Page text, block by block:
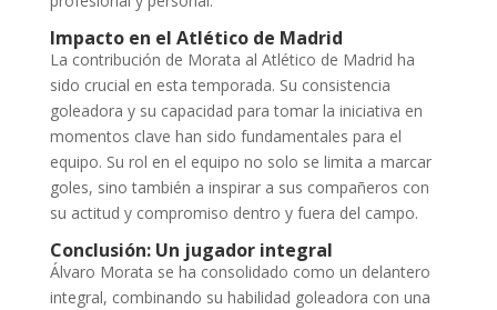
Impacto en el Atlético de Madrid
La contribución de Morata al Atlético de Madrid ha
sido crucial en esta temporada. Su consistencia
goleadora y su capacidad para tomar la iniciativa en
momentos clave han sido fundamentales para el
equipo. Su rol en el equipo no solo se limita a marcar
goles, sino también a inspirar a sus compañeros con
su actitud y compromiso dentro y fuera del campo.
Conclusión: Un jugador integral
Álvaro Morata se ha consolidado como un delantero
integral, combinando su habilidad goleadora con una